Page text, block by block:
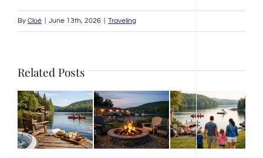
By Cloé June 13th, 2026 Traveling
Related Posts